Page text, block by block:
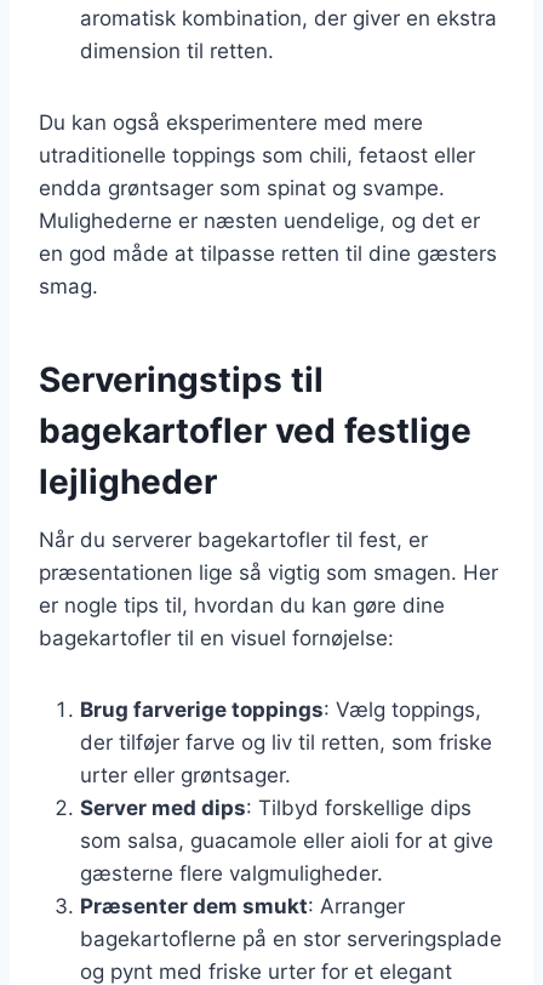
aromatisk kombination, der giver en ekstra
dimension til retten.
Du kan også eksperimentere med mere
utraditionelle toppings som chili, fetaost eller
endda grøntsager som spinat og svampe.
Mulighederne er næsten uendelige, og det er
en god måde at tilpasse retten til dine gæsters
smag.
Serveringstips til
bagekartofler ved festlige
lejligheder
Når du serverer bagekartofler til fest, er
præsentationen lige så vigtig som smagen. Her
er nogle tips til, hvordan du kan gøre dine
bagekartofler til en visuel fornøjelse:
Brug farverige toppings: Vælg toppings,
der tilføjer farve og liv til retten, som friske
urter eller grøntsager.
Server med dips: Tilbyd forskellige dips
som salsa, guacamole eller aioli for at give
gæsterne flere valgmuligheder.
Præsenter dem smukt: Arranger
bagekartoflerne på en stor serveringsplade
og pynt med friske urter for et elegant